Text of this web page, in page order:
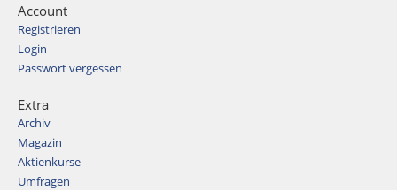
Account
Registrieren
Login
Passwort vergessen
Extra
Archiv
Magazin
Aktienkurse
Umfragen